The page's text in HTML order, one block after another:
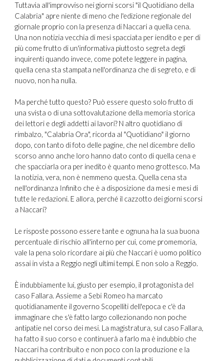
Tuttavia all'improvviso nei giorni scorsi "il Quotidiano della
Calabria" apre niente di meno che l'edizione regionale del
giornale proprio con la presenza di Naccari a quella cena.
Una non notizia vecchia di mesi spacciata per iendito e per di
più come frutto di un'informativa piuttosto segreta degli
inquirenti quando invece, come potete leggere in pagina,
quella cena sta stampata nell'ordinanza che di segreto, e di
nuovo, non ha nulla.
Ma perché tutto questo? Può essere questo solo frutto di
una svista o di una sottovalutazione della memoria storica
dei lettori e degli addetti ai lavori? N altro quotidiano di
rimbalzo, "Calabria Ora", ricorda al "Quotidiano" il giorno
dopo, con tanto di foto delle pagine, che nel dicembre dello
scorso anno anche loro hanno dato conto di quella cena e
che spacciarla ora per inedito è quanto meno grottesco. Ma
la notizia, vera, non è nemmeno questa. Quella cena sta
nell'ordinanza Infinito che è a disposizione da mesi e mesi di
tutte le redazioni. E allora, perché il cazzotto dei giorni scorsi
a Naccari?
Le risposte possono essere tante e ognuna ha la sua buona
percentuale di rischio all'interno per cui, come promemoria,
vale la pena solo ricordare ai più che Naccari è uomo politico
assai in vista a Reggio negli ultimi tempi. E non solo a Reggio.
È indubbiamente lui, giusto per esempio, il protagonista del
caso Fallara. Assieme a Sebi Romeo ha marcato
quotidianamente il governo Scopelliti dell'epoca e c'è da
immaginare che s'è fatto largo collezionando non poche
antipatie nel corso dei mesi. La magistratura, sul caso Fallara,
ha fatto il suo corso e continuerà a farlo ma è indubbio che
Naccari ha contribuito e non poco con la produzione e la